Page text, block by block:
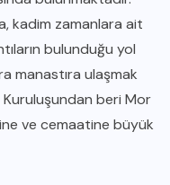
kadim zamanlara ait
bulunduğu yol
manastıra ulaşmak
beri Mor
ve cemaatine büyük